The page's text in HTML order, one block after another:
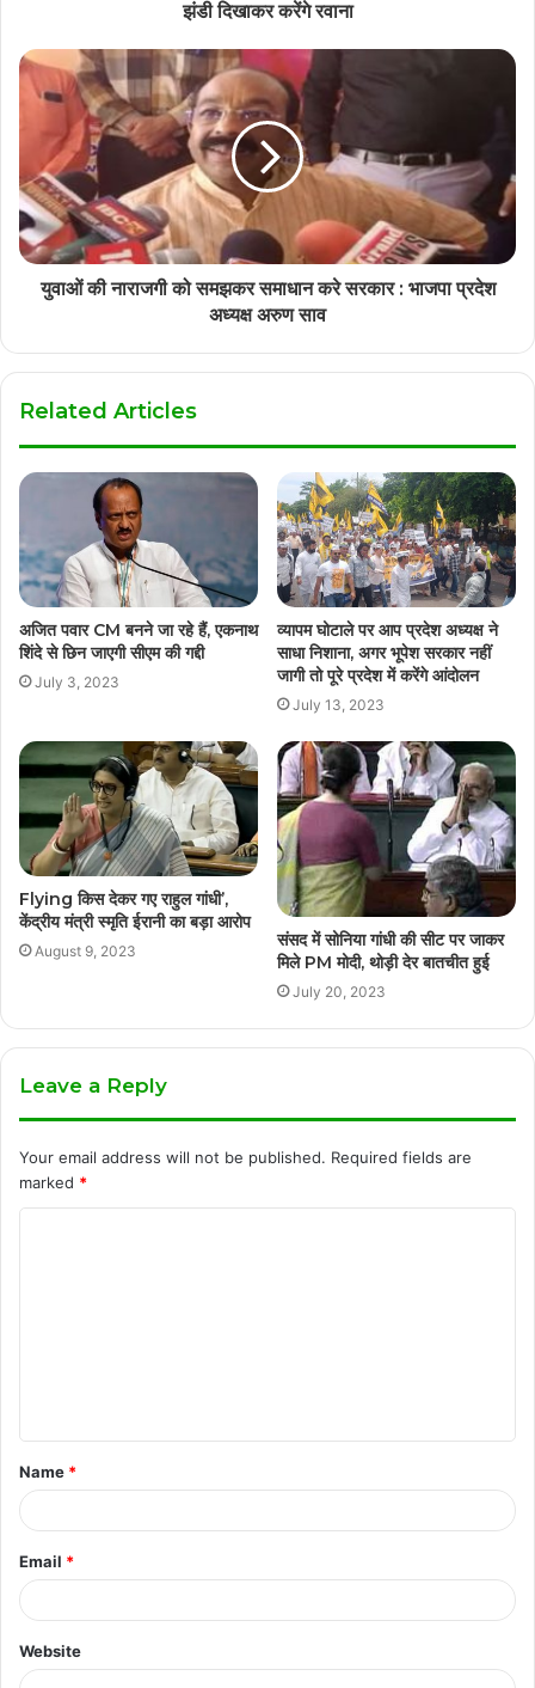
झंडी दिखाकर करेंगे रवाना
युवाओं की नाराजगी को समझकर समाधान करे सरकार : भाजपा प्रदेश
अध्यक्ष अरुण साव
Related Articles
अजित पवार CM बनने जा रहे हैं, एकनाथ
शिंदे से छिन जाएगी सीएम की गद्दी
July 3, 2023
व्यापम घोटाले पर आप प्रदेश अध्यक्ष ने
साधा निशाना, अगर भूपेश सरकार नहीं
जागी तो पूरे प्रदेश में करेंगे आंदोलन
July 13, 2023
Flying किस देकर गए राहुल गांधी’,
केंद्रीय मंत्री स्मृति ईरानी का बड़ा आरोप
August 9, 2023
संसद में सोनिया गांधी की सीट पर जाकर
मिले PM मोदी, थोड़ी देर बातचीत हुई
July 20, 2023
Leave a Reply
Your email address will not be published. Required fields are
marked *
t
*
Name *
Email *
Website